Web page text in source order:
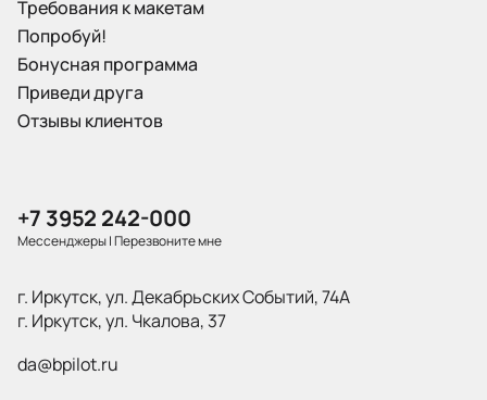
Требования к макетам
Попробуй!
Бонусная программа
Приведи друга
Отзывы клиентов
+7 3952 242-000
Мессенджеры|Перезвоните мне
г. Иркутск, ул. Декабрьских Событий, 74А
г. Иркутск, ул. Чкалова, 37
da@bpilot.ru